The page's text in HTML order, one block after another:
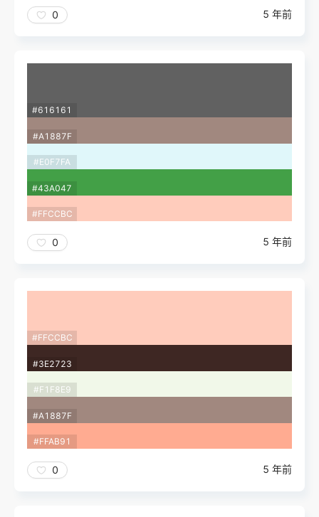
0 5 年前
#616161
#A1887F
#E0F7FA
#43A047
#FFCCBC
0 5 年前
#FFCCBC
#3E2723
#F1F8E9
#A1887F
#FFAB91
0 5 年前